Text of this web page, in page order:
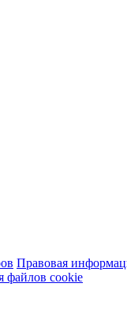
Правовая
файлов cookie